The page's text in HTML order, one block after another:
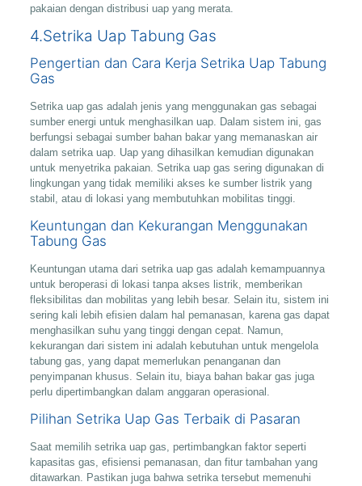
pakaian dengan distribusi uap yang merata.
4.Setrika Uap Tabung Gas
Pengertian dan Cara Kerja Setrika Uap Tabung
Gas
Setrika uap gas adalah jenis yang menggunakan gas sebagai
sumber energi untuk menghasilkan uap. Dalam sistem ini, gas
berfungsi sebagai sumber bahan bakar yang memanaskan air
dalam setrika uap. Uap yang dihasilkan kemudian digunakan
untuk menyetrika pakaian. Setrika uap gas sering digunakan di
lingkungan yang tidak memiliki akses ke sumber listrik yang
stabil, atau di lokasi yang membutuhkan mobilitas tinggi.
Keuntungan dan Kekurangan Menggunakan
Tabung Gas
Keuntungan utama dari setrika uap gas adalah kemampuannya
untuk beroperasi di lokasi tanpa akses listrik, memberikan
fleksibilitas dan mobilitas yang lebih besar. Selain itu, sistem ini
sering kali lebih efisien dalam hal pemanasan, karena gas dapat
menghasilkan suhu yang tinggi dengan cepat. Namun,
kekurangan dari sistem ini adalah kebutuhan untuk mengelola
tabung gas, yang dapat memerlukan penanganan dan
penyimpanan khusus. Selain itu, biaya bahan bakar gas juga
perlu dipertimbangkan dalam anggaran operasional.
Pilihan Setrika Uap Gas Terbaik di Pasaran
Saat memilih setrika uap gas, pertimbangkan faktor seperti
kapasitas gas, efisiensi pemanasan, dan fitur tambahan yang
ditawarkan. Pastikan juga bahwa setrika tersebut memenuhi